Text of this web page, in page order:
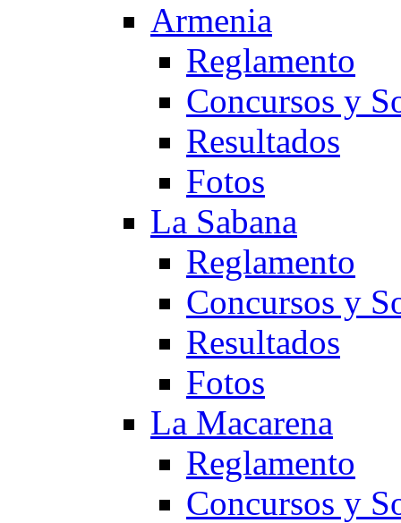
Armenia
Reglamento
Concursos y
Resultados
Fotos
La Sabana
Reglamento
Concursos y
Resultados
Fotos
La Macarena
Reglamento
Concursos y